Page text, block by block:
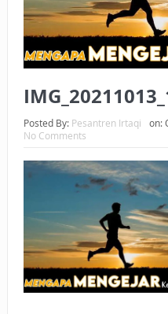
KEPEMILIKANNYA BERUBAH
ISTIDLAL BATIL VS ISTIDLAL
HUKUM MEMBAYAR
HUKUM MEMBAYAR ZAKAT
Posted By: Pesantren Irtaqi on:
No Comments